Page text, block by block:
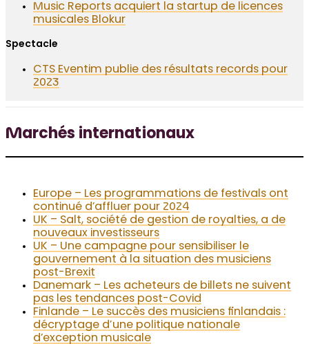
Music Reports acquiert la startup de licences
musicales Blokur
Spectacle
CTS Eventim publie des résultats records pour
2023
Marchés internationaux
Europe – Les programmations de festivals ont
continué d’affluer pour 2024
UK – Salt, société de gestion de royalties, a de
nouveaux investisseurs
UK – Une campagne pour sensibiliser le
gouvernement à la situation des musiciens
post-Brexit
Danemark – Les acheteurs de billets ne suivent
pas les tendances post-Covid
Finlande – Le succès des musiciens finlandais :
décryptage d’une politique nationale
d’exception musicale